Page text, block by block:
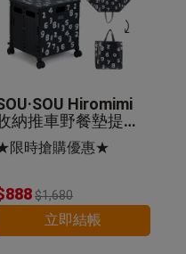
Hiromimi
納推車野餐墊提袋
組-SO-SU-U十數昆
限時搶購優惠★
$1,680
立即結帳